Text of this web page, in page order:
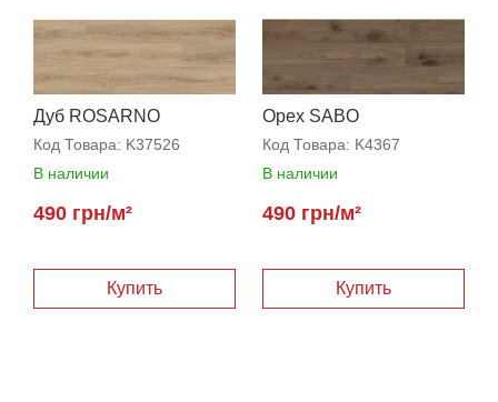
Дуб ROSARNO
Код Товара: K37526
В наличии
490 грн/м²
Орех SABO
Код Товара: K4367
В наличии
490 грн/м²